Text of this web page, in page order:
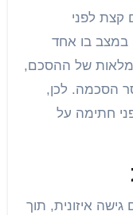
קצת לפני
במצב בו אחד
של ההסכם,
הסכמה. לכן,
חתימה על
איזונית, תוך